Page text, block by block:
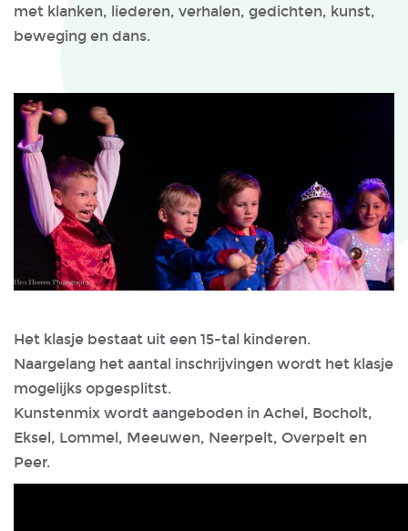
met klanken, liederen, verhalen, gedichten, kunst,
beweging en dans.
Het klasje bestaat uit een 15-tal kinderen.
Naargelang het aantal inschrijvingen wordt het klasje
mogelijks opgesplitst.
Kunstenmix wordt aangeboden in Achel, Bocholt,
Eksel, Lommel, Meeuwen, Neerpelt, Overpelt en
Peer.